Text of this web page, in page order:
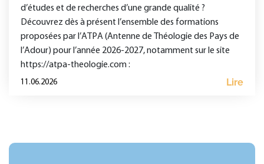
d’études et de recherches d’une grande qualité ?
Découvrez dès à présent l’ensemble des formations
proposées par l’ATPA (Antenne de Théologie des Pays de
l’Adour) pour l’année 2026-2027, notamment sur le site
https://atpa-theologie.com :
11.06.2026 Lire